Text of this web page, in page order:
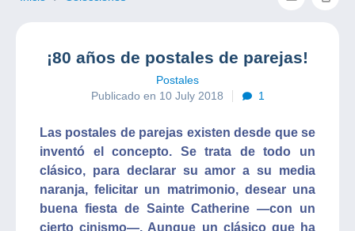
¡80 años de postales de parejas!
Postales
Publicado en 10 July 2018
1
Las postales de parejas existen desde que se
inventó el concepto. Se trata de todo un
clásico, para declarar su amor a su media
naranja, felicitar un matrimonio, desear una
buena fiesta de Sainte Catherine —con un
cierto cinismo—. Aunque un clásico que ha